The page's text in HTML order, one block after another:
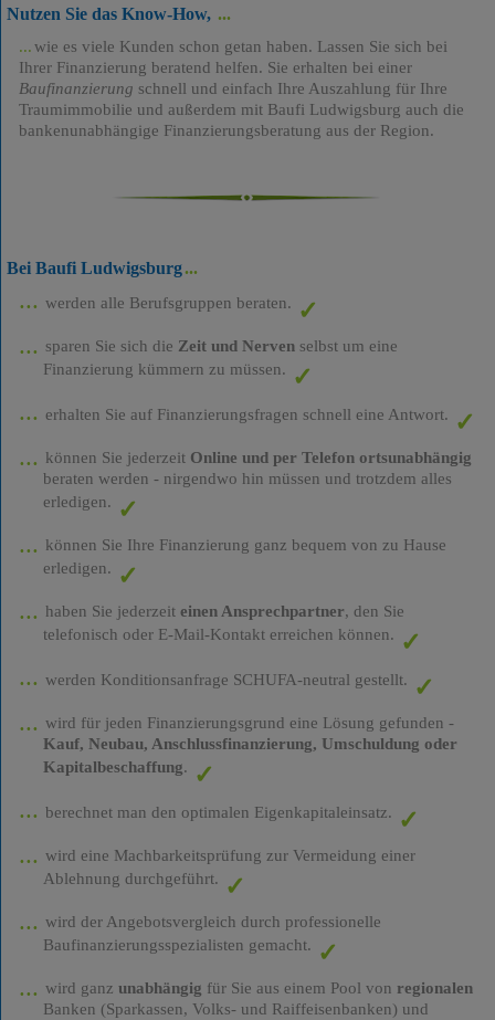
Nutzen Sie das Know-How,
wie es viele Kunden schon getan haben. Lassen Sie sich bei
Ihrer Finanzierung beratend helfen. Sie erhalten bei einer
Baufinanzierung schnell und einfach Ihre Auszahlung für Ihre
Traumimmobilie und außerdem mit Baufi Ludwigsburg auch die
bankenunabhängige Finanzierungsberatung aus der Region.
Bei Baufi Ludwigsburg
werden alle Berufsgruppen beraten.
sparen Sie sich die Zeit und Nervenselbst um eine
Finanzierung kümmern zu müssen.
erhalten Sie auf Finanzierungsfragen schnell eine Antwort.
können Sie jederzeit Online und per Telefon ortsunabhängig
beraten werden - nirgendwo hin müssen und trotzdem alles
erledigen.
können Sie Ihre Finanzierung ganz bequem von zu Hause
erledigen.
haben Sie jederzeit einen Ansprechpartner, den Sie
telefonisch oder E-Mail-Kontakt erreichen können.
werden Konditionsanfrage SCHUFA-neutral gestellt.
wird für jeden Finanzierungsgrund eine Lösung gefunden -
Kauf, Neubau, Anschlussfinanzierung, Umschuldung oder
Kapitalbeschaffung.
berechnet man den optimalen Eigenkapitaleinsatz.
wird eine Machbarkeitsprüfung zur Vermeidung einer
Ablehnung durchgeführt.
wird der Angebotsvergleich durch professionelle
Baufinanzierungsspezialisten gemacht.
wird ganz unabhängig für Sie aus einem Pool von regionalen
Banken (Sparkassen, Volks- und Raiffeisenbanken) und